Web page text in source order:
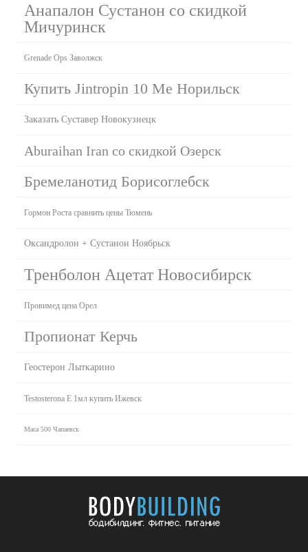
Анапалон Сустанон со скидкой
Мичуринск
Grenade Ops Заволжск
Купить Jintropin 10 Me Норильск
Заказать Суставер Новокузнецк
Aburaihan Iran со скидкой Озерск
Бремеланотид Борисоглебск
Гормон Роста сравнить цены Тюмень
Оксандролон + Сустанон Ноябрьск
Тренболон Ацетат Новосибирск
Провимед цена Орел
Пропионат Керчь
Геостерон Лыткарино
Testosterona E 1мл купить Ижевск
Maca 500 Чапаевск